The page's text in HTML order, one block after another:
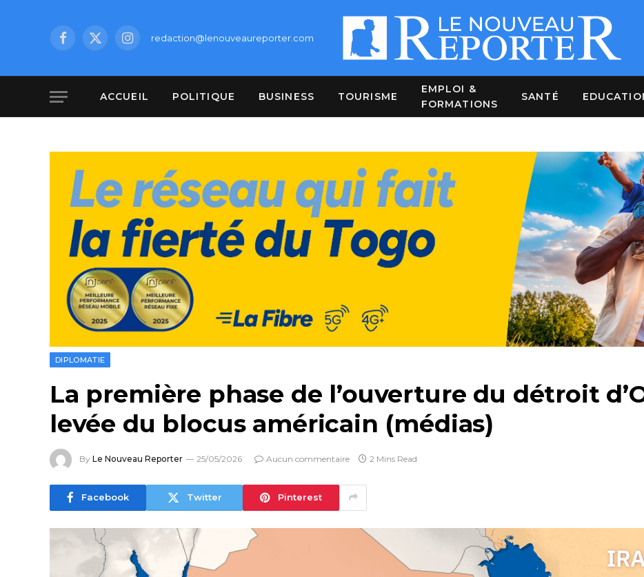
Facebook
X
Instagramredaction@lenouveaureporter.com
ACCUEIL POLITIQUE BUSINESS TOURISME
EMPLOI &
FORMATIONS
SANTÉ
DIPLOMATIE
La première phase de l’ouverture du détroit
levée du blocus américain (médias)
By Le Nouveau Reporter 25/05/2026 Aucun commentaire 2 Mins Read
Facebook Twitter Pinterest